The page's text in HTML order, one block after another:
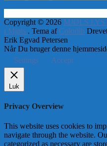
Copyright © 2026 MJØLS
i Mjøls . Tema af Colorlib
Erik Egvad Petersen
Når Du bruger denne
Settings
Accept
Luk
Privacy Overview
This website uses cookies to
navigate through the website.
categorized as necessary are